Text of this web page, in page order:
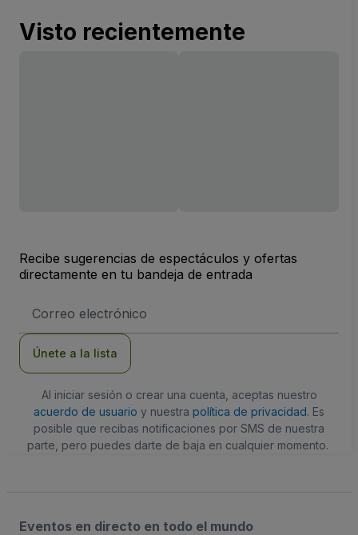
Visto recientemente
Recibe sugerencias de espectáculos y ofertas
directamente en tu bandeja de entrada
de
Únete a la lista
Al iniciar sesión o crear una cuenta, aceptas nuestro
acuerdo de usuario y nuestra política de privacidad. Es
posible que recibas notificaciones por SMS de nuestra
parte, pero puedes darte de baja en cualquier momento.
Eventos en directo en todo el mundo